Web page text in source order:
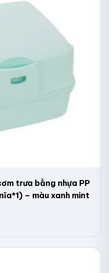
trưa bằng nhựa PP
– màu xanh mint